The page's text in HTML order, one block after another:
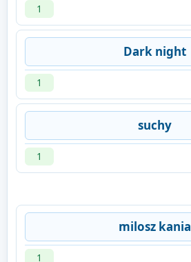
1
Dark night
1
suchy
1
milosz kania
1